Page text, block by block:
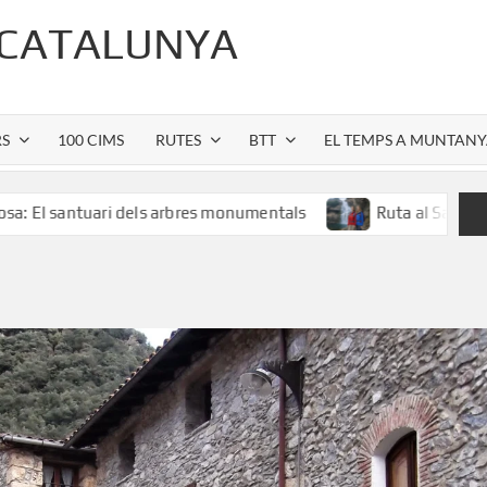
100 CIMS RUTES BTT EL TEMPS A
dels arbres monumentals Ruta al Salt de Sallent: